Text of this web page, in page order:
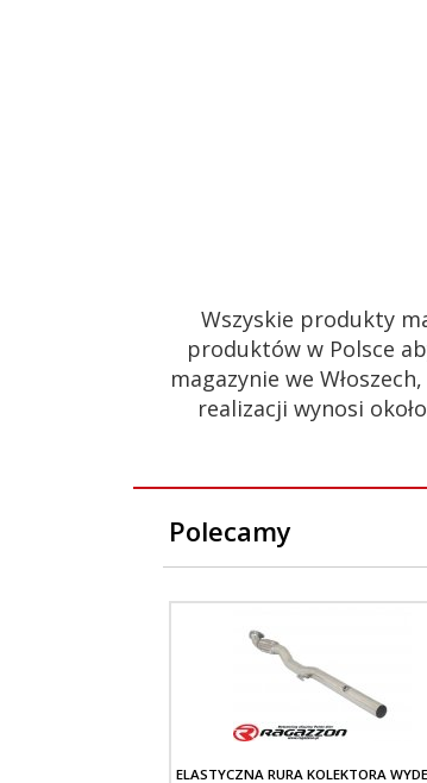
Wszyskie produkty
produktów w Polsce
magazynie we
realizacji wynosi
Polecamy
ELASTYCZNA RURA KOLEKTORA